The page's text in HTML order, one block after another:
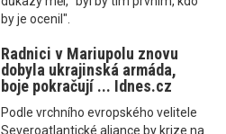
by je ocenil".
Radnici v Mariupolu znovu
dobyla ukrajinská armáda,
boje pokračují ... Idnes.cz
Podle vrchního evropského velitele
Severoatlantické aliance by krize na